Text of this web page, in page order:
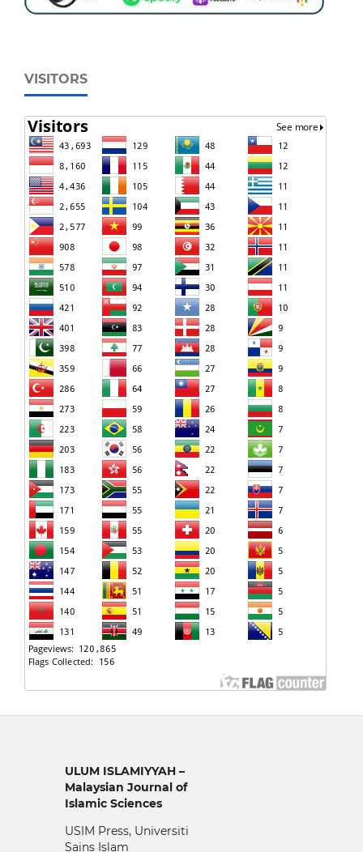
VISITORS
ULUM ISLAMIYYAH –
Malaysian Journal of
Islamic Sciences
USIM Press, Universiti
Sains Islam